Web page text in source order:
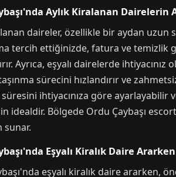
Aylık Kiralanan Dairelerin
daireler, özellikle bir aydan
tercih ettiğinizde, fatura ve temizlik
Ayrıca, eşyalı dairelerde
sürecini hızlandırır ve
ihtiyacınıza göre
idealdir. Bölgede Ordu Çaybaşı
sunar.
Eşyalı Kiralık Daire
eşyalı kiralık daire ararken,